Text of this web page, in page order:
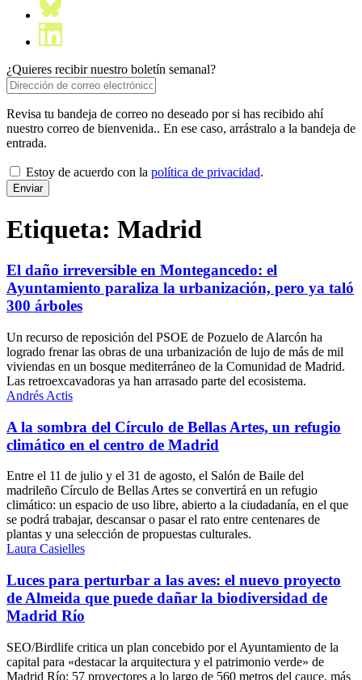
¿Quieres recibir nuestro boletín semanal?
Revisa tu bandeja de correo no deseado por si has recibido ahí
nuestro correo de bienvenida.. En ese caso, arrástralo a la bandeja de
entrada.
Estoy de acuerdo con la política de privacidad.
Etiqueta: Madrid
El daño irreversible en Montegancedo: el
Ayuntamiento paraliza la urbanización, pero ya taló
300 árboles
Un recurso de reposición del PSOE de Pozuelo de Alarcón ha
logrado frenar las obras de una urbanización de lujo de más de mil
viviendas en un bosque mediterráneo de la Comunidad de Madrid.
Las retroexcavadoras ya han arrasado parte del ecosistema.
Andrés Actis
A la sombra del Círculo de Bellas Artes, un refugio
climático en el centro de Madrid
Entre el 11 de julio y el 31 de agosto, el Salón de Baile del
madrileño Círculo de Bellas Artes se convertirá en un refugio
climático: un espacio de uso libre, abierto a la ciudadanía, en el que
se podrá trabajar, descansar o pasar el rato entre centenares de
plantas y una selección de propuestas culturales.
Laura Casielles
Luces para perturbar a las aves: el nuevo proyecto
de Almeida que puede dañar la biodiversidad de
Madrid Río
SEO/Birdlife critica un plan concebido por el Ayuntamiento de la
capital para «destacar la arquitectura y el patrimonio verde» de
Madrid Río: 57 proyectores a lo largo de 560 metros del cauce, más